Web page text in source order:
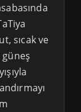
sıcak ve
güneş